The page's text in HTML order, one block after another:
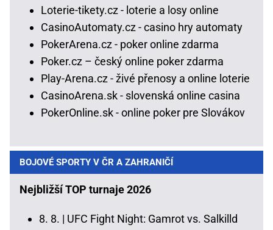
Loterie-tikety.cz - loterie a losy online
CasinoAutomaty.cz - casino hry automaty
PokerArena.cz - poker online zdarma
Poker.cz – český online poker zdarma
Play-Arena.cz - živé přenosy a online loterie
CasinoArena.sk - slovenská online casina
PokerOnline.sk - online poker pre Slovákov
BOJOVÉ SPORTY V ČR A ZAHRANIČÍ
Nejbližší TOP turnaje 2026
8. 8. | UFC Fight Night: Gamrot vs. Salkilld